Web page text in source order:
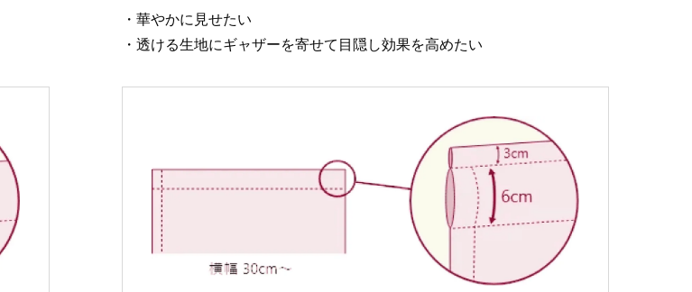
・華やかに見せたい
・透ける生地にギャザーを寄せて目隠し効果を高めたい